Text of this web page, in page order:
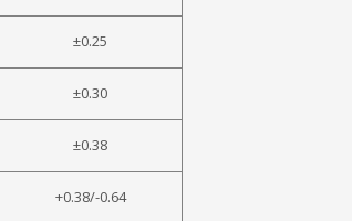
±0.25
±0.30
±0.38
+0.38/-0.64